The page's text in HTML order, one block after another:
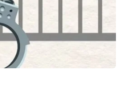
của người làm báo trước